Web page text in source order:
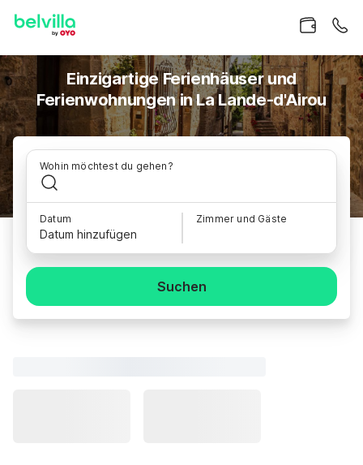
Einzigartige Ferienhäuser und
Ferienwohnungen in La Lande-d'Airou
Wohin möchtest du gehen?
Datum
Datum hinzufügen
Zimmer und Gäste
Suchen